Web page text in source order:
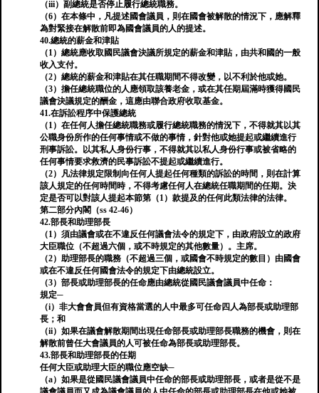
（iii）副總統是否停止履行總統職務。
（6）在本條中，凡提述國會議員，則在國會被解散的情況下，應解釋
為對緊接在解散前即為國會議員的人的提述。
40.總統的薪金和津貼
（1）總統應收取國民議會決議所規定的薪金和津貼，由共和國的一般
收入支付。
（2）總統的薪金和津貼在其任職期間不得改變，以不利於他或她。
（3）擔任總統職位的人應領取該養老金，或在其任期屆滿時獲得國民
議會決議規定的酬金，這應由聯合政府收取基金。
41.在訴訟程序中保護總統
（1）在任何人擔任總統職務或履行總統職務的情況下，不得就其以其
公職身份所作的任何事情或不做的事情，針對他或她提起或繼續進行
刑事訴訟。以其私人身份行事，不得就其以私人身份行事或被省略的
任何事情要求救濟的民事訴訟不提起或繼續進行。
（2）凡法律規定限制向任何人提起任何種類的訴訟的時間，則在計算
該人規定的任何時間時，不得考慮任何人在總統任職期間的任期。決
定是否可以對該人提起本節第（1）款提及的任何此類法律的法律。
第二部分內閣（ss 42-46）
42.部長和助理部長
（1）須由議會或在不違反任何議會法令的規定下，由政府設立的政府
大臣職位（不超過六個，或不時規定的其他數量）。主席。
（2）助理部長的職務（不超過三個，或國會不時規定的數目）由國會
或在不違反任何國會法令的規定下由總統設立。
（3）部長或助理部長的任命應由總統從國民議會議員中任命：
規定─
（i）非大會會員但有資格當選的人中最多可任命四人為部長或助理部
長；和
（ii）如果在議會解散期間出現任命部長或助理部長職務的機會，則在
解散前曾任大會議員的人可被任命為部長或助理部長。
43.部長和助理部長的任期
任何大臣或助理大臣的職位應空缺─
（a）如果是從國民議會議員中任命的部長或助理部長，或者是從不是